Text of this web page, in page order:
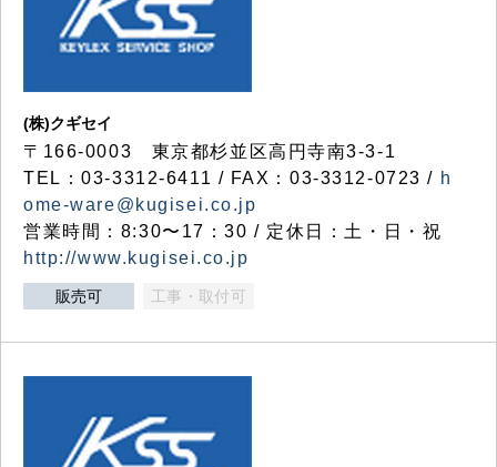
(株)クギセイ
〒166-0003 東京都杉並区高円寺南3-3-1
TEL：03-3312-6411 / FAX：03-3312-0723 / h
ome-ware@kugisei.co.jp
営業時間：8:30〜17：30 / 定休日：土・日・祝
http://www.kugisei.co.jp
販売可 工事・取付可